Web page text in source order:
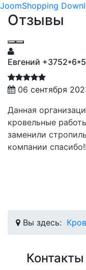
JoomShopping
Отзывы
Евгений
06 сентября
Данная
кровельные
заменили
компании
Вы здесь:
Контакты